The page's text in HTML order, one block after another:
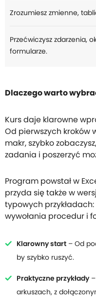
Zrozumiesz zmienne,
Przećwiczysz zdarzenia,
formularze.
Dlaczego warto
Kurs daje klarowne
Od pierwszych kroków
makr, szybko
zadania i poszerzyć
Program powstał w
przyda się także w
typowych
wywołania procedur i
Klarowny start – Od
by szybko ruszyć.
Praktyczne przykłady–
arkuszach, z